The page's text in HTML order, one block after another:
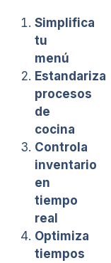
Simplifica
tu
menú
Estandariza
procesos
de
cocina
Controla
inventario
en
tiempo
real
Optimiza
tiempos